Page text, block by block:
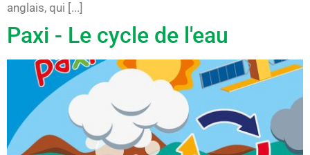
anglais, qui [...]
Paxi - Le cycle de l'eau